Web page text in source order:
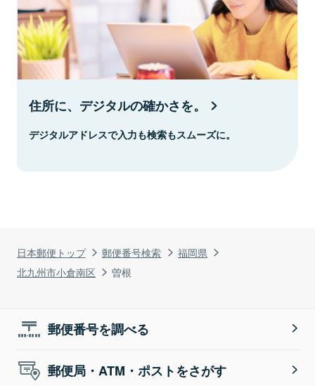
日本郵便トップ 郵便番号検索
福岡県
北九州市小倉南区
曽根
住所に、デジタルの確かさを。
デジタルアドレスで入力も検索もスムーズに。
郵便番号を調べる
郵便局・ATM・ポストをさがす